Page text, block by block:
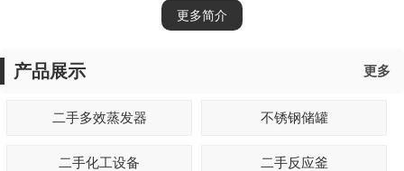
更多简介
产品展示 更多
二手多效蒸发器 不锈钢储罐
二手化工设备 二手反应釜